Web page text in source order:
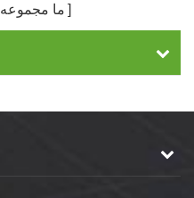
ما مجموعه